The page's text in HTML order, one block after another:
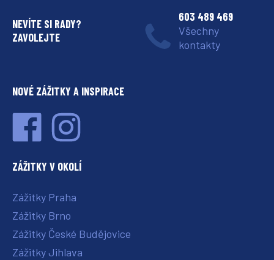
NEVÍTE SI RADY?
ZAVOLEJTE
603 489 469
Všechny
kontakty
NOVÉ ZÁŽITKY A INSPIRACE
ZÁŽITKY V OKOLÍ
Zážitky Praha
Zážitky Brno
Zážitky České Budějovice
Zážitky Jihlava